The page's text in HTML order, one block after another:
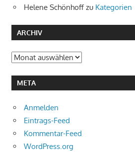
Helene Schönhoff zu Kategorien
ARCHIV
Archiv
META
Anmelden
Eintrags-Feed
Kommentar-Feed
WordPress.org